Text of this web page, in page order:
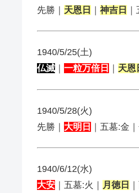
先勝｜ 天恩日 神吉日
1940/5/25(土)
仏滅
一粒万倍日 天恩
1940/5/28(火)
先勝｜ 大明日 ｜五墓:金
1940/6/12(水)
大安 ｜五墓:火｜ 月徳日